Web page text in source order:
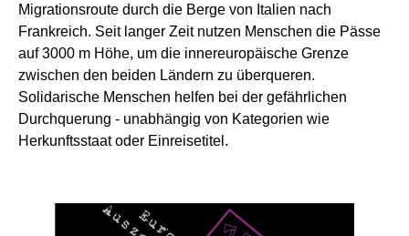
Migrationsroute durch die Berge von Italien nach
Frankreich. Seit langer Zeit nutzen Menschen die Pässe
auf 3000 m Höhe, um die innereuropäische Grenze
zwischen den beiden Ländern zu überqueren.
Solidarische Menschen helfen bei der gefährlichen
Durchquerung - unabhängig von Kategorien wie
Herkunftsstaat oder Einreisetitel.